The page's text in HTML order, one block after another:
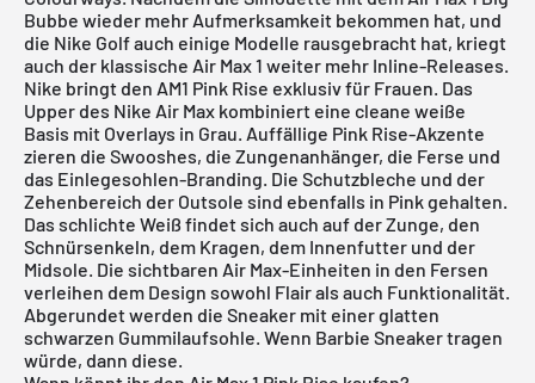
Bubbe wieder mehr Aufmerksamkeit bekommen hat, und
die Nike Golf auch einige Modelle rausgebracht hat, kriegt
auch der klassische Air Max 1 weiter mehr Inline-Releases.
Nike bringt den AM1 Pink Rise exklusiv für Frauen. Das
Upper des Nike Air Max kombiniert eine cleane weiße
Basis mit Overlays in Grau. Auffällige Pink Rise-Akzente
zieren die Swooshes, die Zungenanhänger, die Ferse und
das Einlegesohlen-Branding. Die Schutzbleche und der
Zehenbereich der Outsole sind ebenfalls in Pink gehalten.
Das schlichte Weiß findet sich auch auf der Zunge, den
Schnürsenkeln, dem Kragen, dem Innenfutter und der
Midsole. Die sichtbaren Air Max-Einheiten in den Fersen
verleihen dem Design sowohl Flair als auch Funktionalität.
Abgerundet werden die Sneaker mit einer glatten
schwarzen Gummilaufsohle. Wenn Barbie Sneaker tragen
würde, dann diese.